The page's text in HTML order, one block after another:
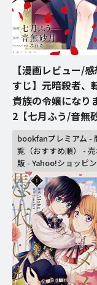
【漫画レビュー/
すじ】元暗殺者、
貴族の令嬢になり
2【七月ふう/音無
bookfanプレミアム -
覧（おすすめ順） -
販 - Yahoo!ショッピ